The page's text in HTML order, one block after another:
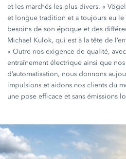
et les marchés les plus divers. «
et longue tradition et a toujours eu
besoins de son époque et des
Michael Kulok, qui est à la tête de
« Outre nos exigence de qualité,
entraînement électrique ainsi que
d’automatisation, nous donnons
impulsions et aidons nos clients du
une pose efficace et sans émissions